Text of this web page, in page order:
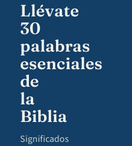
Llévate
30
palabras
esenciales
de
la
Biblia
Significados